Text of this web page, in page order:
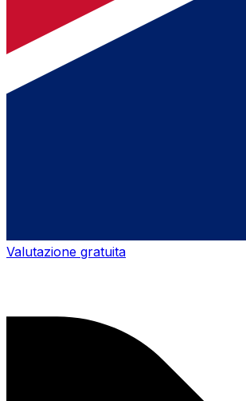
Valutazione gratuita